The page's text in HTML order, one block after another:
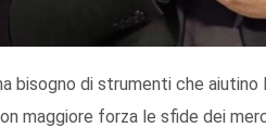
bisogno di strumenti che
maggiore forza le sfide dei